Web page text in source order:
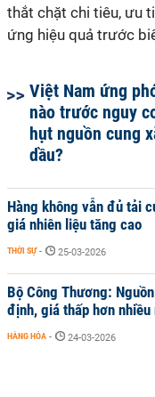
thắt chặt chi tiêu, ưu
ứng hiệu quả trước
Việt Nam ứng
nào trước nguy
hụt nguồn cung
dầu?
Hàng không vẫn đủ tải
giá nhiên liệu tăng cao
THỜI SỰ - 25-03-2026
Bộ Công Thương:
định, giá thấp hơn
HÀNG HÓA - 24-03-2026